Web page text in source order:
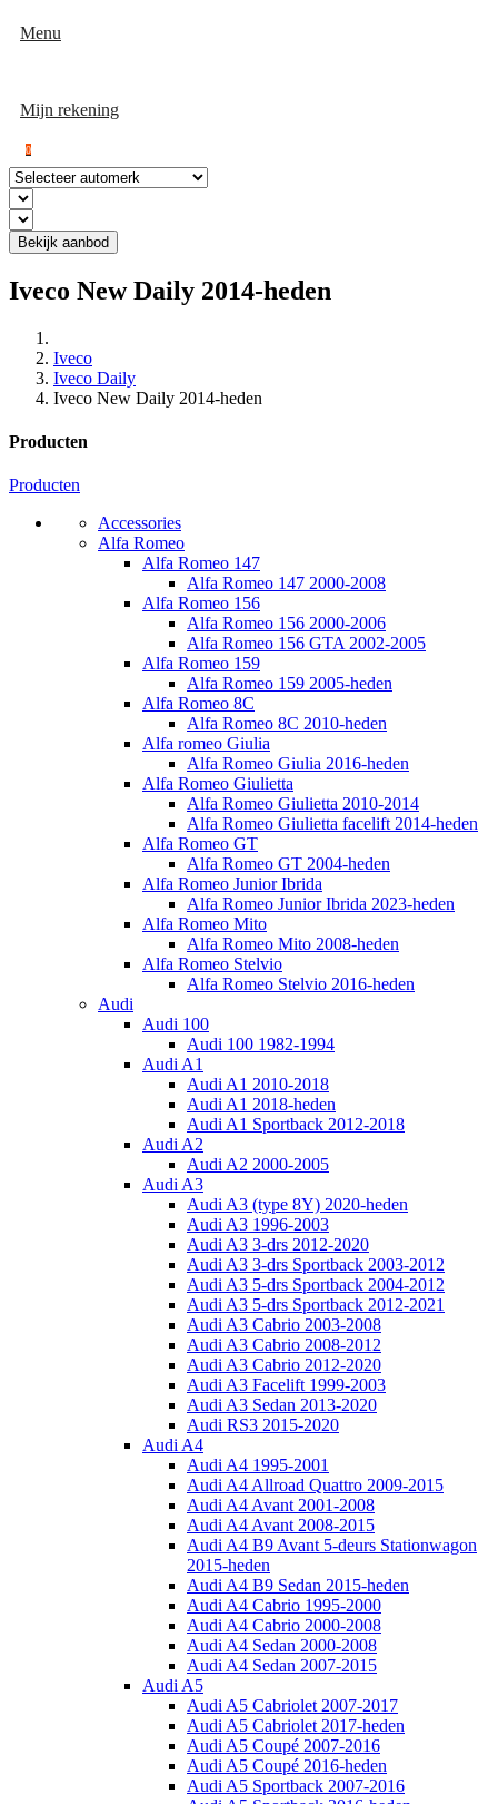
Menu
Mijn rekening
0
Bekijk aanbod
Iveco New Daily 2014-heden
Iveco
Iveco Daily
Iveco New Daily 2014-heden
Producten
Producten
Accessories
Alfa Romeo
Alfa Romeo 147
Alfa Romeo 147 2000-2008
Alfa Romeo 156
Alfa Romeo 156 2000-2006
Alfa Romeo 156 GTA 2002-2005
Alfa Romeo 159
Alfa Romeo 159 2005-heden
Alfa Romeo 8C
Alfa Romeo 8C 2010-heden
Alfa romeo Giulia
Alfa Romeo Giulia 2016-heden
Alfa Romeo Giulietta
Alfa Romeo Giulietta 2010-2014
Alfa Romeo Giulietta facelift 2014-heden
Alfa Romeo GT
Alfa Romeo GT 2004-heden
Alfa Romeo Junior Ibrida
Alfa Romeo Junior Ibrida 2023-heden
Alfa Romeo Mito
Alfa Romeo Mito 2008-heden
Alfa Romeo Stelvio
Alfa Romeo Stelvio 2016-heden
Audi
Audi 100
Audi 100 1982-1994
Audi A1
Audi A1 2010-2018
Audi A1 2018-heden
Audi A1 Sportback 2012-2018
Audi A2
Audi A2 2000-2005
Audi A3
Audi A3 (type 8Y) 2020-heden
Audi A3 1996-2003
Audi A3 3-drs 2012-2020
Audi A3 3-drs Sportback 2003-2012
Audi A3 5-drs Sportback 2004-2012
Audi A3 5-drs Sportback 2012-2021
Audi A3 Cabrio 2003-2008
Audi A3 Cabrio 2008-2012
Audi A3 Cabrio 2012-2020
Audi A3 Facelift 1999-2003
Audi A3 Sedan 2013-2020
Audi RS3 2015-2020
Audi A4
Audi A4 1995-2001
Audi A4 Allroad Quattro 2009-2015
Audi A4 Avant 2001-2008
Audi A4 Avant 2008-2015
Audi A4 B9 Avant 5-deurs Stationwagon
2015-heden
Audi A4 B9 Sedan 2015-heden
Audi A4 Cabrio 1995-2000
Audi A4 Cabrio 2000-2008
Audi A4 Sedan 2000-2008
Audi A4 Sedan 2007-2015
Audi A5
Audi A5 Cabriolet 2007-2017
Audi A5 Cabriolet 2017-heden
Audi A5 Coupé 2007-2016
Audi A5 Coupé 2016-heden
Audi A5 Sportback 2007-2016